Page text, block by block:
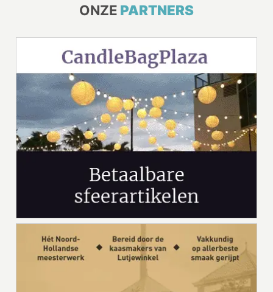
ONZE PARTNERS